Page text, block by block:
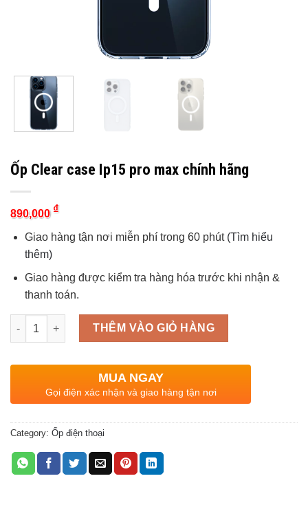
Ốp Clear case Ip15 pro max chính hãng
890,000 ₫
Giao hàng tận nơi miễn phí trong 60 phút (Tìm hiểu
thêm)
Giao hàng được kiểm tra hàng hóa trước khi nhận &
thanh toán.
Quantity
THÊM VÀO GIỎ HÀNG
MUA NGAY
Gọi điện xác nhận và giao hàng tận nơi
Category: Ốp điện thoại